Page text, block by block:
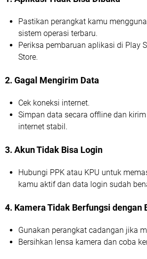
Pastikan perangkat kamu
sistem operasi terbaru.
Periksa pembaruan aplikasi di Play
Store.
2. Gagal Mengirim Data
Cek koneksi internet.
Simpan data secara offline dan
internet stabil.
3. Akun Tidak Bisa Login
Hubungi PPK atau KPU untuk
kamu aktif dan data login sudah
4. Kamera Tidak Berfungsi dengan
Gunakan perangkat cadangan jika
Bersihkan lensa kamera dan coba